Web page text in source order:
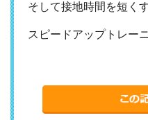
そして接地時間を短く
スピードアップトレー